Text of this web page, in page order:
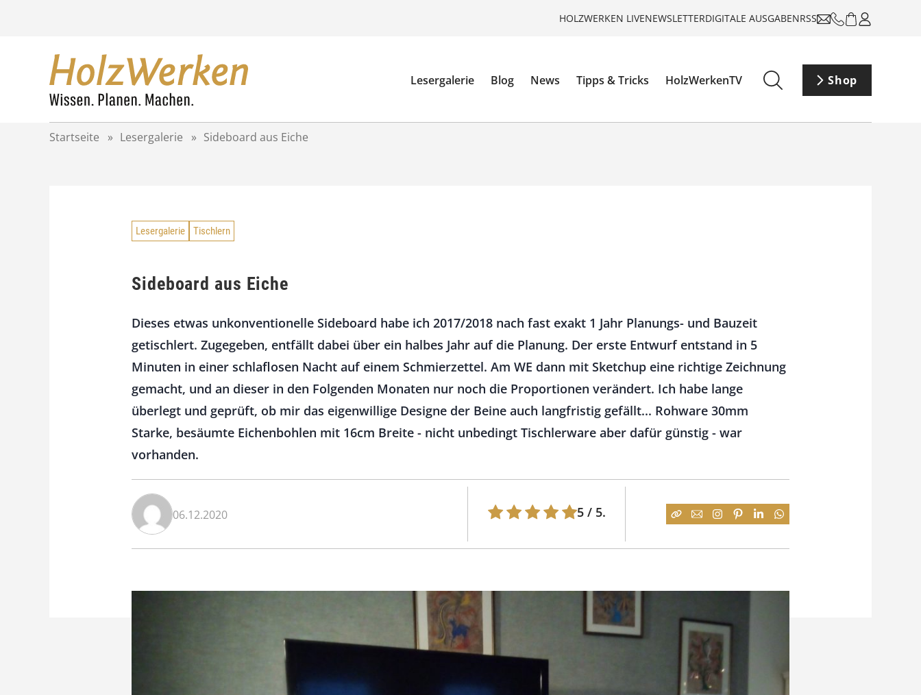
HOLZWERKEN LIVENEWSLETTERDIGITALE AUSGABENRSS
Lesergalerie Blog News Tipps & Tricks HolzWerkenTV Shop
Startseite » Lesergalerie » Sideboard aus Eiche
Lesergalerie Tischlern
Sideboard aus Eiche
Dieses etwas unkonventionelle Sideboard habe ich 2017/2018 nach fast exakt 1 Jahr Planungs- und Bauzeit
getischlert. Zugegeben, entfällt dabei über ein halbes Jahr auf die Planung. Der erste Entwurf entstand in 5
Minuten in einer schlaflosen Nacht auf einem Schmierzettel. Am WE dann mit Sketchup eine richtige Zeichnung
gemacht, und an dieser in den Folgenden Monaten nur noch die Proportionen verändert. Ich habe lange
überlegt und geprüft, ob mir das eigenwillige Designe der Beine auch langfristig gefällt... Rohware 30mm
Starke, besäumte Eichenbohlen mit 16cm Breite - nicht unbedingt Tischlerware aber dafür günstig - war
vorhanden.
06.12.2020 5/ 5.